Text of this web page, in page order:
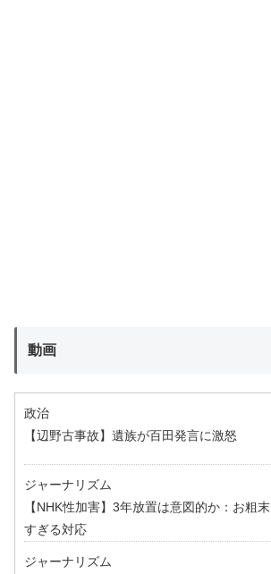
動画
政治
【辺野古事故】遺族が百田発言に激怒
ジャーナリズム
【NHK性加害】3年放置は意図的か：お粗末
すぎる対応
ジャーナリズム